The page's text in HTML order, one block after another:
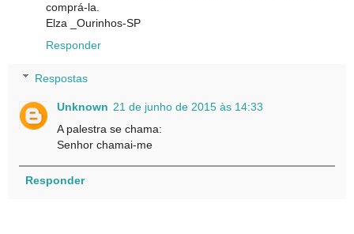
comprá-la.
Elza _Ourinhos-SP
Responder
Respostas
Unknown 21 de junho de 2015 às 14:33
A palestra se chama:
Senhor chamai-me
Responder